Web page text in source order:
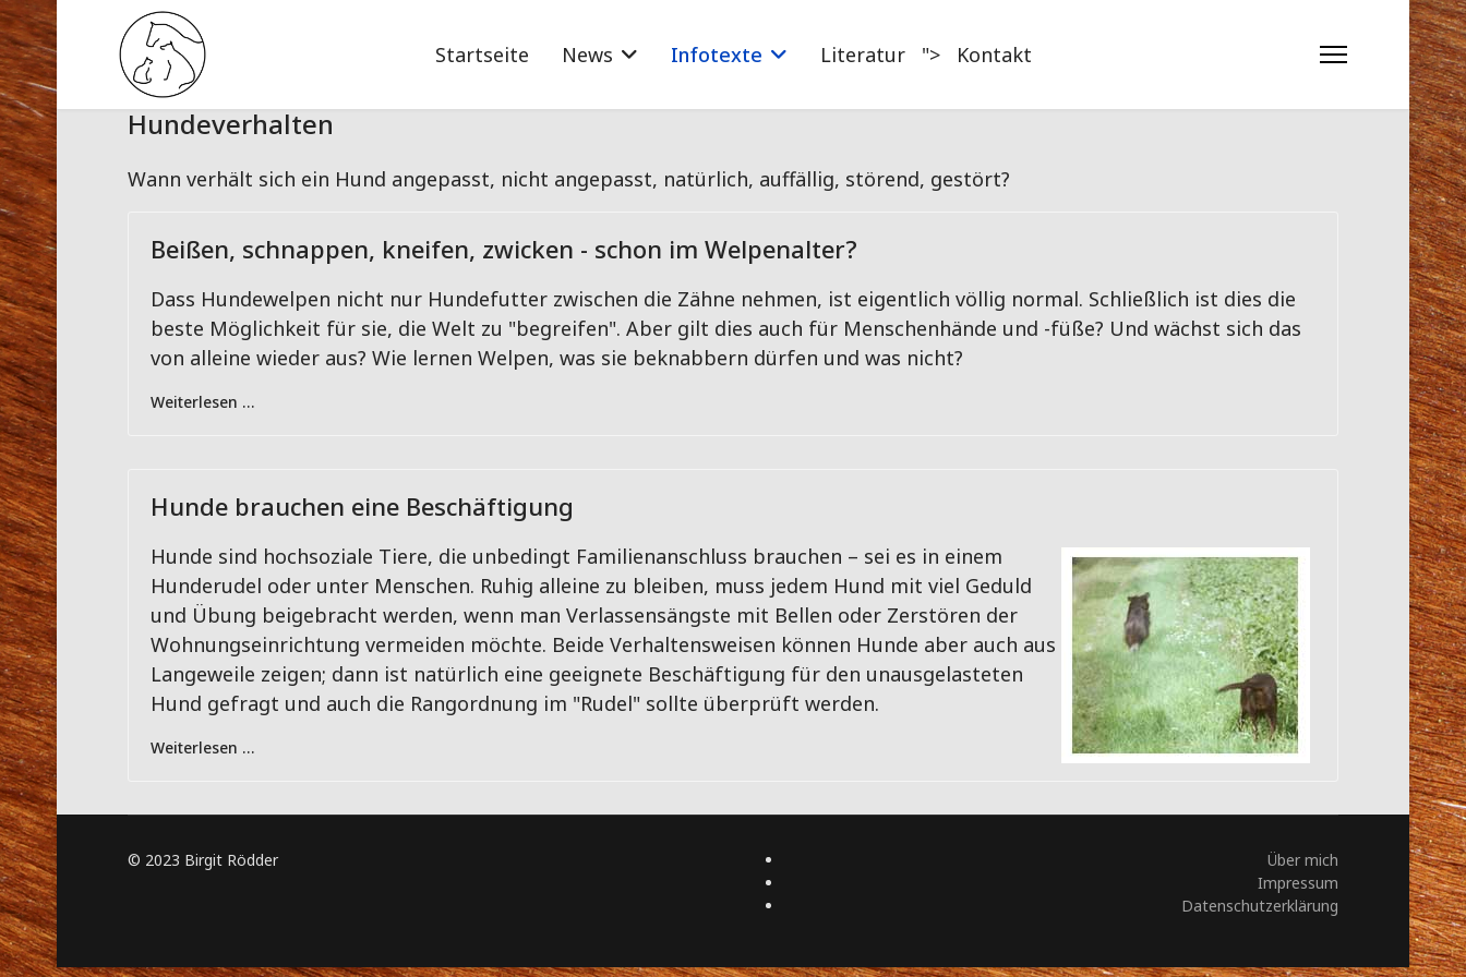
Startseite News Infotexte Literatur "> Kontakt
Hundeverhalten
Wann verhält sich ein Hund angepasst, nicht angepasst, natürlich, auffällig, störend, gestört?
Beißen, schnappen, kneifen, zwicken - schon im Welpenalter?
Dass Hundewelpen nicht nur Hundefutter zwischen die Zähne nehmen, ist eigentlich völlig normal. Schließlich ist dies die
beste Möglichkeit für sie, die Welt zu "begreifen". Aber gilt dies auch für Menschenhände und -füße? Und wächst sich das
von alleine wieder aus? Wie lernen Welpen, was sie beknabbern dürfen und was nicht?
Weiterlesen …
Hunde brauchen eine Beschäftigung
Hunde sind hochsoziale Tiere, die unbedingt Familienanschluss brauchen – sei es in einem
Hunderudel oder unter Menschen. Ruhig alleine zu bleiben, muss jedem Hund mit viel Geduld
und Übung beigebracht werden, wenn man Verlassensängste mit Bellen oder Zerstören der
Wohnungseinrichtung vermeiden möchte. Beide Verhaltensweisen können Hunde aber auch aus
Langeweile zeigen; dann ist natürlich eine geeignete Beschäftigung für den unausgelasteten
Hund gefragt und auch die Rangordnung im "Rudel" sollte überprüft werden.
Weiterlesen …
© 2023 Birgit Rödder
Über mich
Impressum
Datenschutzerklärung